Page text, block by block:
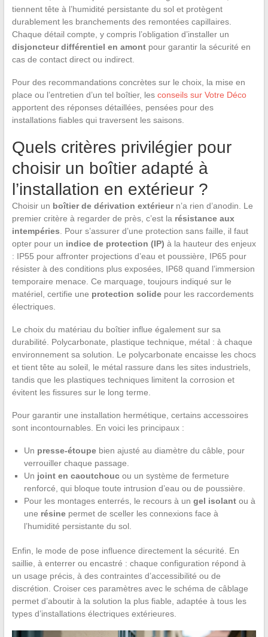
tiennent tête à l’humidité persistante du sol et protègent
durablement les branchements des remontées capillaires.
Chaque détail compte, y compris l’obligation d’installer un
disjoncteur différentiel en amontpour garantir la sécurité en
cas de contact direct ou indirect.
Pour des recommandations concrètes sur le choix, la mise en
place ou l’entretien d’un tel boîtier, les conseils sur Votre Déco
apportent des réponses détaillées, pensées pour des
installations fiables qui traversent les saisons.
Quels critères privilégier pour
choisir un boîtier adapté à
l’installation en extérieur ?
Choisir un boîtier de dérivation extérieurn’a rien d’anodin. Le
premier critère à regarder de près, c’est la résistance aux
intempéries . Pour s’assurer d’une protection sans faille, il faut
opter pour un indice de protection (IP) à la hauteur des enjeux
: IP55 pour affronter projections d’eau et poussière, IP65 pour
résister à des conditions plus exposées, IP68 quand l’immersion
temporaire menace. Ce marquage, toujours indiqué sur le
matériel, certifie une protection solidepour les raccordements
électriques.
Le choix du matériau du boîtier influe également sur sa
durabilité. Polycarbonate, plastique technique, métal : à chaque
environnement sa solution. Le polycarbonate encaisse les chocs
et tient tête au soleil, le métal rassure dans les sites industriels,
tandis que les plastiques techniques limitent la corrosion et
évitent les fissures sur le long terme.
Pour garantir une installation hermétique, certains accessoires
sont incontournables. En voici les principaux :
Un presse-étoupebien ajusté au diamètre du câble, pour
verrouiller chaque passage.
Un joint en caoutchoucou un système de fermeture
renforcé, qui bloque toute intrusion d’eau ou de poussière.
Pour les montages enterrés, le recours à un gel isolantou à
une résinepermet de sceller les connexions face à
l’humidité persistante du sol.
Enfin, le mode de pose influence directement la sécurité. En
saillie, à enterrer ou encastré : chaque configuration répond à
un usage précis, à des contraintes d’accessibilité ou de
discrétion. Croiser ces paramètres avec le schéma de câblage
permet d’aboutir à la solution la plus fiable, adaptée à tous les
types d’installations électriques extérieures.